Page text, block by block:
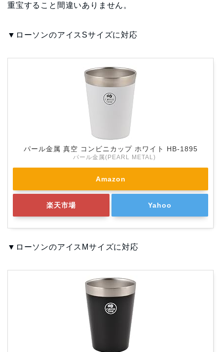
重宝すること間違いありません。
▼ローソンのアイスSサイズに対応
パール金属 真空 コンビニカップ ホワイト HB-1895
パール金属(PEARL METAL)
Amazon
楽天市場 Yahoo
▼ローソンのアイスMサイズに対応